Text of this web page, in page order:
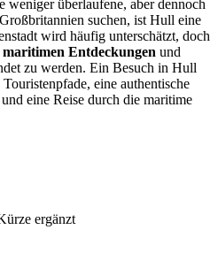
weniger überlaufene, aber dennoch
suchen, ist Hull eine
wird häufig unterschätzt, doch
maritimen Entdeckungen und
zu werden. Ein Besuch in Hull
eine authentische
eine Reise durch die maritime
ergänzt